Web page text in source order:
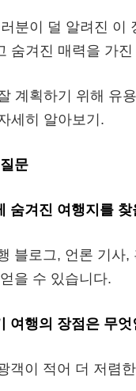
분이 덜 알려진 이
숨겨진 매력을 가
계획하기 위해 유
세히 알아보기.
문
숨겨진 여행지를
블로그, 언론 기사,
을 수 있습니다.
여행의 장점은 무엇
객이 적어 더 저렴